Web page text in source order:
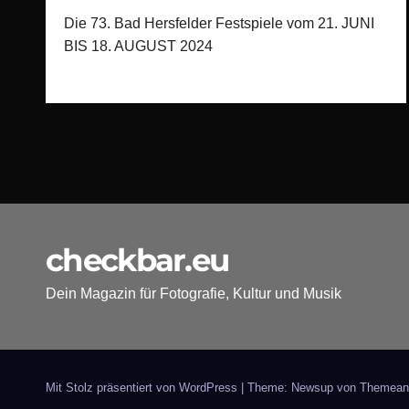
Die 73. Bad Hersfelder Festspiele vom 21. JUNI
BIS 18. AUGUST 2024
checkbar.eu
Dein Magazin für Fotografie, Kultur und Musik
Mit Stolz präsentiert von WordPress Theme: Newsup von